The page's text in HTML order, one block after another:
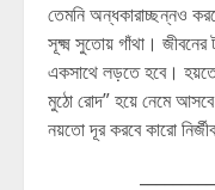
তেমনি অন্ধকারাচ্ছন্নও
সূক্ষ্ম সুতোয় গাঁথা। জীবনের
একসাথে লড়তে হবে।
মুঠো রোদ” হয়ে নেমে
নয়তো দূর করবে কারো